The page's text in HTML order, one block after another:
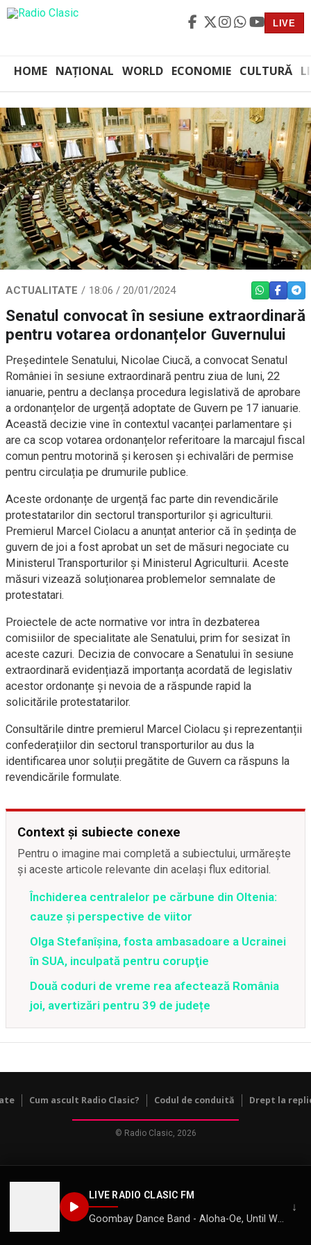
LIVE
HOME NAȚIONAL WORLD ECONOMIE CULTURĂ
LIVE RADIO CLASIC FM
Goombay Dance Band - Aloha-Oe, Until We Meet Again
↓
ACTUALITATE 18:06 / 20/01/2024 WHATSAPP
Senatul convocat în sesiune extraordinară
pentru votarea ordonanțelor Guvernului
Președintele Senatului, Nicolae Ciucă, a convocat Senatul
României în sesiune extraordinară pentru ziua de luni, 22
ianuarie, pentru a declanșa procedura legislativă de aprobare
a ordonanțelor de urgență adoptate de Guvern pe 17 ianuarie.
Această decizie vine în contextul vacanței parlamentare și
are ca scop votarea ordonanțelor referitoare la marcajul fiscal
comun pentru motorină și kerosen și echivalări de permise
pentru circulația pe drumurile publice.
Aceste ordonanțe de urgență fac parte din revendicările
protestatarilor din sectorul transporturilor și agriculturii.
Premierul Marcel Ciolacu a anunțat anterior că în ședința de
guvern de joi a fost aprobat un set de măsuri negociate cu
Ministerul Transporturilor și Ministerul Agriculturii. Aceste
măsuri vizează soluționarea problemelor semnalate de
protestatari.
Proiectele de acte normative vor intra în dezbaterea
comisiilor de specialitate ale Senatului, prim for sesizat în
aceste cazuri. Decizia de convocare a Senatului în sesiune
extraordinară evidențiază importanța acordată de legislativ
acestor ordonanțe și nevoia de a răspunde rapid la
solicitările protestatarilor.
Consultările dintre premierul Marcel Ciolacu și reprezentanții
confederațiilor din sectorul transporturilor au dus la
identificarea unor soluții pregătite de Guvern ca răspuns la
revendicările formulate.
Context și subiecte conexe
Pentru o imagine mai completă a subiectului, urmărește
și aceste articole relevante din același flux editorial.
Închiderea centralelor pe cărbune din Oltenia:
cauze și perspective de viitor
Olga Stefanîşina, fosta ambasadoare a Ucrainei
în SUA, inculpată pentru corupţie
Două coduri de vreme rea afectează România
joi, avertizări pentru 39 de județe
Cum ascult Radio Clasic? Codul de conduită Drept la
© Radio Clasic, 2026